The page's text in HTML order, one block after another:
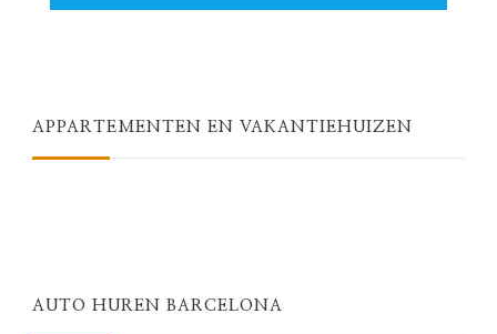
APPARTEMENTEN EN VAKANTIEHUIZEN
AUTO HUREN BARCELONA